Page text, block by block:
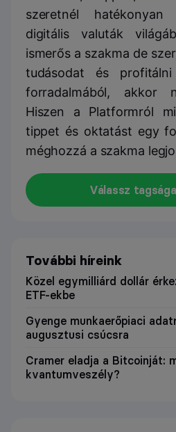
szeretnél hatékonyan
digitális valuták
ismerős a szakma de
tudásodat és
forradalmából, akkor
Hiszen a Platformról
tippet és oktatást egy
méghozzá a szakma
Válassz
További híreink
Közel egymilliárd dollár
ETF-ekbe
Gyenge munkaerőpiaci
augusztusi csúcsra
Cramer eladja a Bitcoinját:
kvantumveszély?